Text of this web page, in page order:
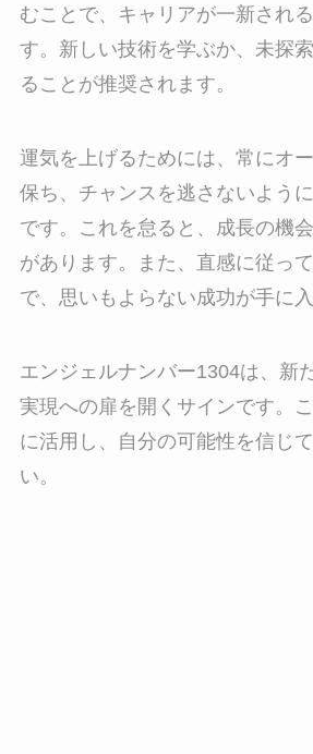
むことで、キャリアが一新され
す。新しい技術を学ぶか、未探
ることが推奨されます。
運気を上げるためには、常にオ
保ち、チャンスを逃さないよう
です。これを怠ると、成長の機
があります。また、直感に従っ
で、思いもよらない成功が手に入
エンジェルナンバー1304は、新
実現への扉を開くサインです。
に活用し、自分の可能性を信じ
い。